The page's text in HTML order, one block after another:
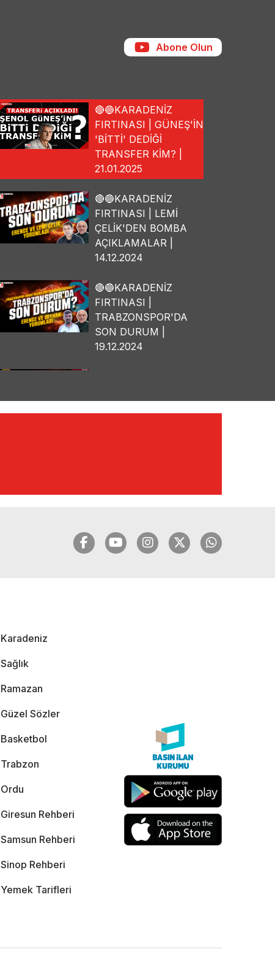
Abone Olun
🔴🔵KARADENİZ
FIRTINASI | GÜNEŞ'İN
'BİTTİ' DEDİĞİ
TRANSFER KİM? |
21.01.2025
🔴🔵KARADENİZ
FIRTINASI | LEMİ
ÇELİK'DEN BOMBA
AÇIKLAMALAR |
14.12.2024
🔴🔵KARADENİZ
FIRTINASI |
TRABZONSPOR'DA
SON DURUM |
19.12.2024
FIRTINASI | YILMAZ
06.12.2024
Karadeniz
Sağlık
Ramazan
Güzel Sözler
Basketbol
Trabzon
Ordu
Giresun Rehberi
Samsun Rehberi
Sinop Rehberi
Yemek Tarifleri